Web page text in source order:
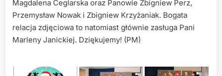
Magdalena Ceglarska oraz Panowie Zbigniew Perz,
Przemysław Nowak i Zbigniew Krzyżaniak. Bogata
relacja zdjęciowa to natomiast głównie zasługa Pani
Marleny Janickiej. Dziękujemy! (PM)